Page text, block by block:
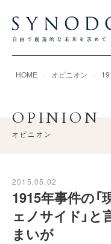
HOME オピニオン
OPINION
オピニオン
2015.05.02
1915年事件の「
ェノサイド」と
まいが